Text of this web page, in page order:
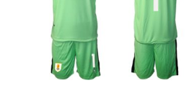
strani
izdelka